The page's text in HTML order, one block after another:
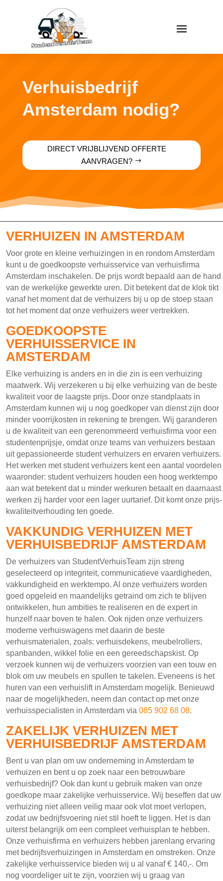
Verhuisbedrijf
Amsterdam nodig?
DIRECT VRIJBLIJVEND OFFERTE
AANVRAGEN?
VERHUIZEN IN AMSTERDAM
Voor grote en kleine verhuizingen in en rondom Amsterdam
kunt u de goedkoopste verhuisservice van verhuisfirma
Amsterdam inschakelen. De prijs wordt bepaald aan de hand
van de werkelijke gewerkte uren. Dit betekent dat de klok tikt
vanaf het moment dat de verhuizers bij u op de stoep staan
tot het moment dat onze verhuizers weer vertrekken.
GOEDKOOPSTE
VERHUISSERVICE IN
AMSTERDAM
Elke verhuizing is anders en in die zin is een verhuizing
maatwerk. Wij verzekeren u bij elke verhuizing van de beste
kwaliteit voor de laagste prijs. Door onze standplaats in
Amsterdam kunnen wij u nog goedkoper van dienst zijn door
minder voorrijkosten in rekening te brengen. Wij garanderen
u de kwaliteit van een gerenommeerd verhuisfirma voor een
studentenprijsje, omdat onze teams van verhuizers bestaan
uit gepassioneerde student verhuizers en ervaren verhuizers.
Het werken met student verhuizers kent een aantal voordelen
waaronder: student verhuizers houden een hoog werktempo
aan wat betekent dat u minder werkuren betaalt en daarnaast
werken zij harder voor een lager uurtarief. Dit komt onze prijs-
kwaliteitverhouding ten goede.
VAKKUNDIG VERHUIZEN MET
VERHUISBEDRIJF AMSTERDAM
De verhuizers van StudentVerhuisTeam zijn streng
geselecteerd op integriteit, communicatieve vaardigheden,
vakkundigheid en werktempo. Al onze verhuizers worden
goed opgeleid en maandelijks getraind om zich te blijven
ontwikkelen, hun ambities te realiseren en de expert in
hunzelf naar boven te halen. Ook rijden onze verhuizers
moderne verhuiswagens met daarin de beste
verhuismaterialen, zoals: verhuisdekens, meubelrollers,
spanbanden, wikkel folie en een gereedschapskist. Op
verzoek kunnen wij de verhuizers voorzien van een touw en
blok om uw meubels en spullen te takelen. Eveneens is het
huren van een verhuislift in Amsterdam mogelijk. Benieuwd
naar de mogelijkheden, neem dan contact op met onze
verhuisspecialisten in Amsterdam via 085 902 68 08.
ZAKELIJK VERHUIZEN MET
VERHUISBEDRIJF AMSTERDAM
Bent u van plan om uw onderneming in Amsterdam te
verhuizen en bent u op zoek naar een betrouwbare
verhuisbedrijf? Ook dan kunt u gebruik maken van onze
goedkope maar zakelijke verhuisservice. Wij beseffen dat uw
verhuizing niet alleen veilig maar ook vlot moet verlopen,
zodat uw bedrijfsvoering niet stil hoeft te liggen. Het is dan
uiterst belangrijk om een compleet verhuisplan te hebben.
Onze verhuisfirma en verhuizers hebben jarenlang ervaring
met bedrijfsverhuizingen in Amsterdam en omstreken. Onze
zakelijke verhuisservice bieden wij u al vanaf € 140,-. Om
nog voordeliger uit te zijn, voorzien wij u graag van